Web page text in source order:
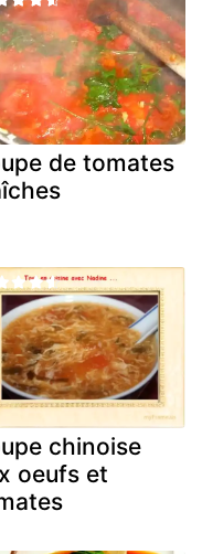
de tomates
chinoise
oeufs et